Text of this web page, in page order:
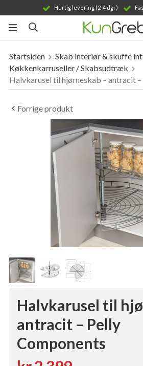
Hurtig levering (2-4 dgr)
Produktet er blevet tilføjet til din
Startsiden
Skab interiør & skuffe
Køkkenkarruseller / Skabsudtræk
Halvkarusel til hjørneskab – antracit
Forrige produkt
Halvkarusel til
antracit – Pelly
Components